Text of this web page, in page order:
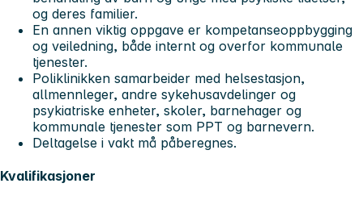
og deres familier.
En annen viktig oppgave er kompetanseoppbygging
og veiledning, både internt og overfor kommunale
tjenester.
Poliklinikken samarbeider med helsestasjon,
allmennleger, andre sykehusavdelinger og
psykiatriske enheter, skoler, barnehager og
kommunale tjenester som PPT og barnevern.
Deltagelse i vakt må påberegnes.
Kvalifikasjoner